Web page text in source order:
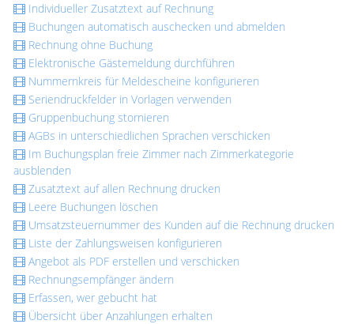
Individueller Zusatztext auf Rechnung
Buchungen automatisch auschecken und abmelden
Rechnung ohne Buchung
Elektronische Gästemeldung durchführen
Nummernkreis für Meldescheine konfigurieren
Seriendruckfelder in Vorlagen verwenden
Gruppenbuchung stornieren
AGBs in unterschiedlichen Sprachen verschicken
Im Buchungsplan freie Zimmer nach Zimmerkategorie
ausblenden
Zusatztext auf allen Rechnung drucken
Leere Buchungen löschen
Umsatzsteuernummer des Kunden auf die Rechnung drucken
Liste der Zahlungsweisen konfigurieren
Angebot als PDF erstellen und verschicken
Rechnungsempfänger ändern
Erfassen, wer gebucht hat
Übersicht über Anzahlungen erhalten